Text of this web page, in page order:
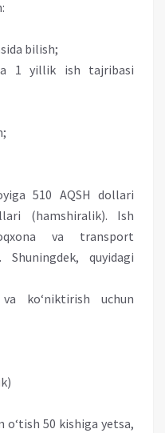
bilish;
1 yillik ish tajribasi
510 AQSH dollari
(hamshiralik). Ish
va transport
quyidagi
ko‘niktirish uchun
o‘tish 50 kishiga yetsa,